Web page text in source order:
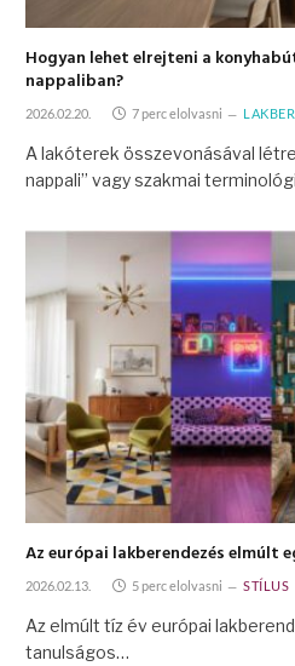
Hogyan lehet elrejteni a
nappaliban?
2026.02.20. 7 perc elolvasni
A lakóterek összevonásával
nappali” vagy szakmai
Az európai lakberendezés elmúlt
2026.02.13. 5 perc elolvasni STÍLUS
Az elmúlt tíz év európai
tanulságos…